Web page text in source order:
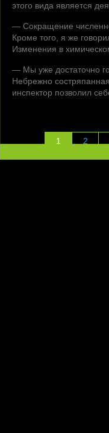
этого вида является
— Сокращение
Кроме того, я же
Изменения в
— Мы уже достаточно
Небрежно
инспектор позволил
1 2